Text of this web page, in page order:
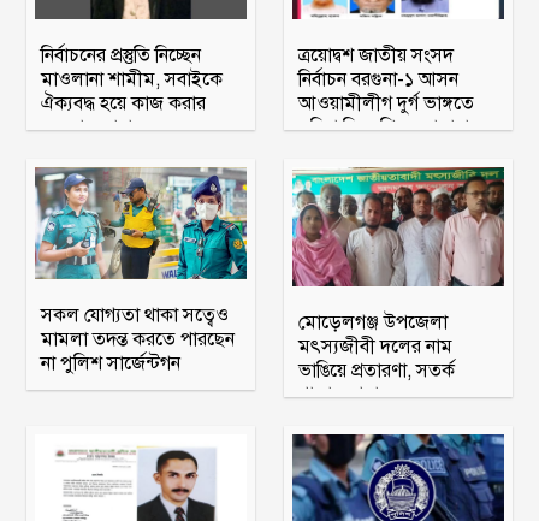
নির্বাচনের প্রস্তুতি নিচ্ছেন
মাওলানা শামীম, সবাইকে
ঐক্যবদ্ধ হয়ে কাজ করার
অহব্বান জানান
ত্রয়োদ্বশ জাতীয় সংসদ
নির্বাচন বরগুনা-১ আসন
আওয়ামীলীগ দুর্গ ভাঙ্গতে
মরিয়া বিএনপি ও জামায়াত
সকল যোগ্যতা থাকা সত্বেও
মামলা তদন্ত করতে পারছেন
না পুলিশ সার্জেন্টগন
মোড়েলগঞ্জ উপজেলা
মৎস্যজীবী দলের নাম
ভাঙিয়ে প্রতারণা, সতর্ক
থাকার আহ্বান